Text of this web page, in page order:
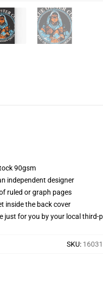
90gsm
independent designer
ruled or graph pages
inside the back cover
just for you by your local
SKU: